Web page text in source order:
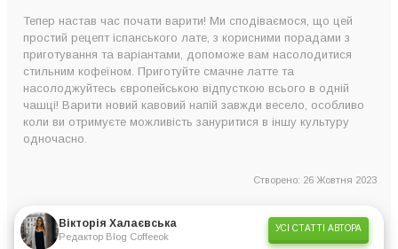
Тепер настав час почати варити! Ми сподіваємося, що цей
простий рецепт іспанського лате, з корисними порадами з
приготування та варіантами, допоможе вам насолодитися
стильним кофеїном. Приготуйте смачне латте та
насолоджуйтесь європейською відпусткою всього в одній
чашці! Варити новий кавовий напій завжди весело, особливо
коли ви отримуєте можливість зануритися в іншу культуру
одночасно.
Створено: 26 Жовтня 2023
Вікторія Халаєвська
Редактор Blog Coffeeok
УСІ СТАТТІ АВТОРА